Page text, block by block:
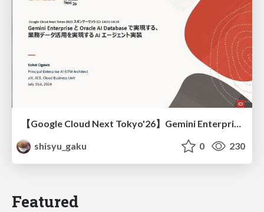
【Google Cloud Next Tokyo'26】Gemini Enterprise と Oracle AI Database で実現する、 業務データ活用を実現する AI エージェント実装
shisyu_gaku
0 230
Featured